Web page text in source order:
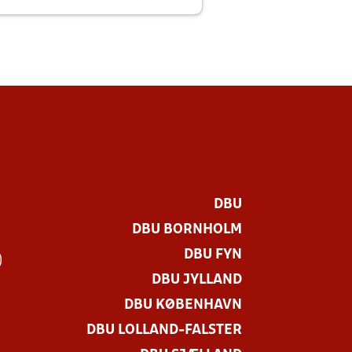
DBU
DBU BORNHOLM
DBU FYN
DBU JYLLAND
DBU KØBENHAVN
DBU LOLLAND-FALSTER